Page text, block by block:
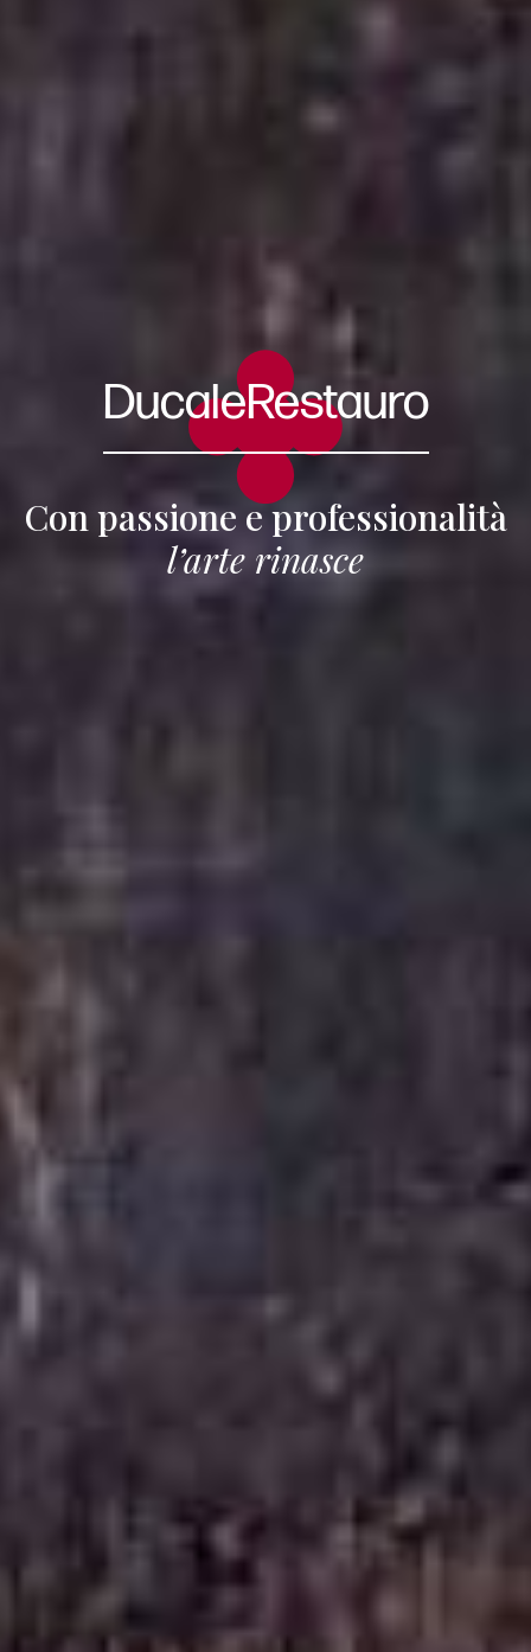
DucaleRestauro
Con passione e professionalità
l’arte rinasce